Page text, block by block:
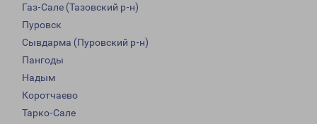
Газ-Сале (Тазовский р-н)
Пуровск
Сывдарма (Пуровский р-н)
Пангоды
Надым
Коротчаево
Тарко-Сале